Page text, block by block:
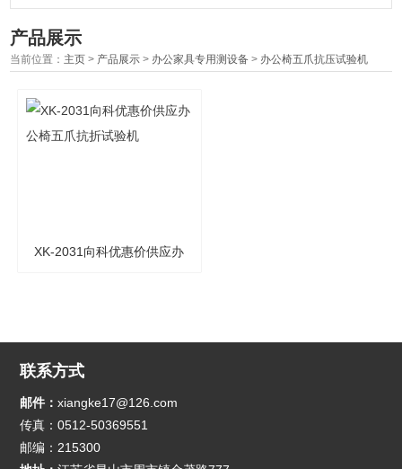
产品展示
当前位置： 主页 > 产品展示 > 办公家具专用测设备 > 办公椅五爪抗压试验机
XK-2031向科优惠价供应办
联系方式
邮件：xiangke17@126.com
传真：0512-50369551
邮编：215300